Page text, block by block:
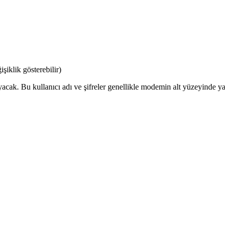
gösterebilir)
Bu kullanıcı adı ve şifreler genellikle modemin alt yüzeyinde